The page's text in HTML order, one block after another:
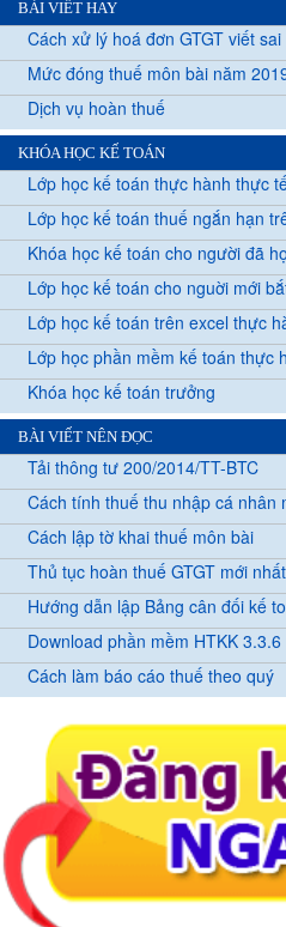
BÀI VIẾT HAY
Cách xử lý hoá đơn GTGT viết
Mức đóng thuế môn bài năm
Dịch vụ hoàn thuế
KHÓA HỌC KẾ TOÁN
Lớp học kế toán thực hành thực
Lớp học kế toán thuế ngắn hạn
Khóa học kế toán cho người đã
Lớp học kế toán cho nguời mới
Lớp học kế toán trên excel thực
Lớp học phần mềm kế toán thực
Khóa học kế toán trưởng
BÀI VIẾT NÊN ĐỌC
Tải thông tư 200/2014/TT-BTC
Cách tính thuế thu nhập cá nhân
Cách lập tờ khai thuế môn bài
Thủ tục hoàn thuế GTGT mới nhất
Hướng dẫn lập Bảng cân đối kế
Download phần mềm HTKK 3.3.6
Cách làm báo cáo thuế theo quý